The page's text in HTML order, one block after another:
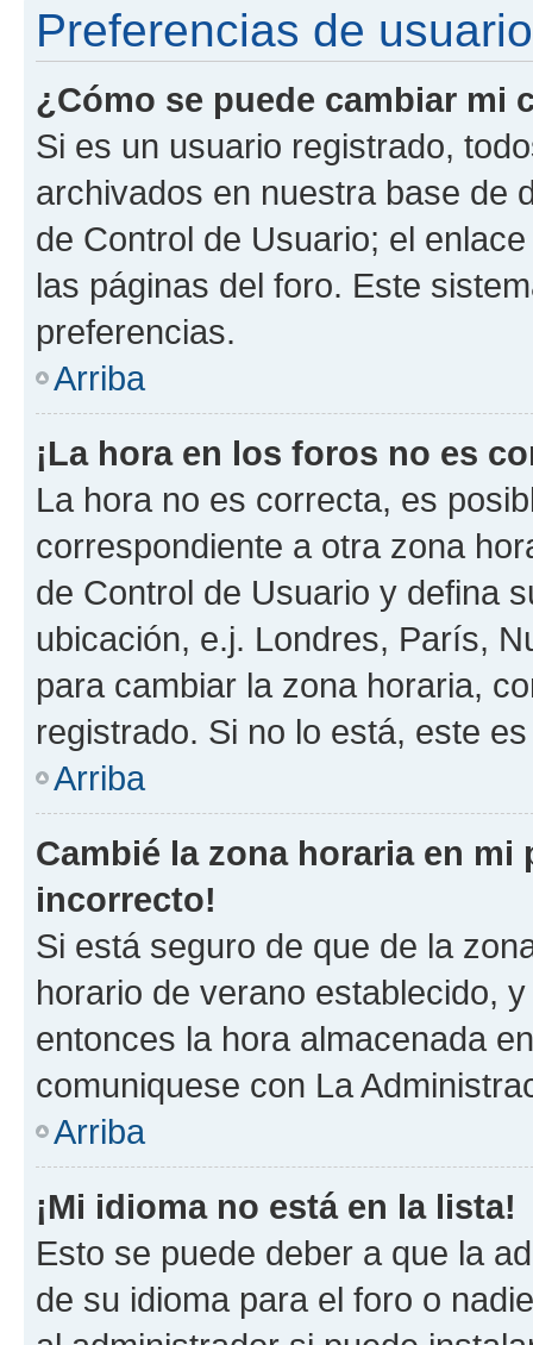
Preferencias de
¿Cómo se puede cambiar mi
Si es un usuario registrado,
archivados en nuestra base de
de Control de Usuario; el
las páginas del foro. Este
preferencias.
Arriba
¡La hora en los foros no es
La hora no es correcta, es
correspondiente a otra zona
de Control de Usuario y defina
ubicación, e.j. Londres, París,
para cambiar la zona horaria,
registrado. Si no lo está, este
Arriba
Cambié la zona horaria en
incorrecto!
Si está seguro de que de la
horario de verano establecido,
entonces la hora almacenada
comuniquese con La
Arriba
¡Mi idioma no está en la lista!
Esto se puede deber a que la
de su idioma para el foro o